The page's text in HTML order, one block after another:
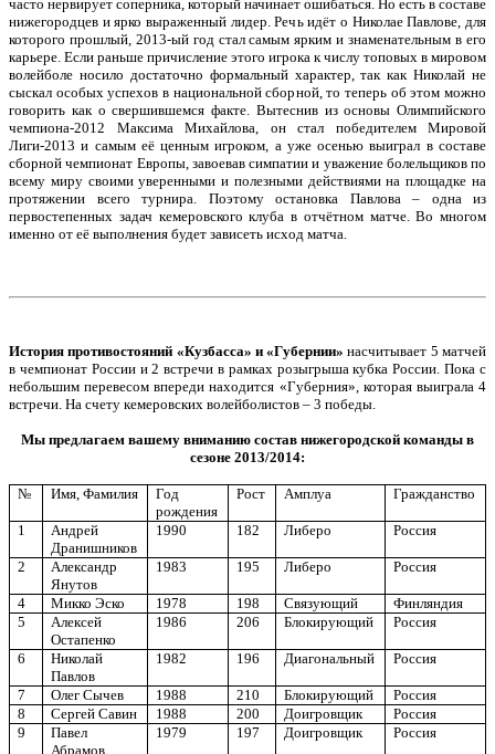
часто нервирует соперника, который начинает ошибаться. Но есть в составе
нижегородцев и ярко выраженный лидер. Речь идёт о Николае Павлове, для
которого прошлый, 2013-ый год стал самым ярким и знаменательным в его
карьере. Если раньше причисление этого игрока к числу топовых в мировом
волейболе носило достаточно формальный характер, так как Николай не
сыскал особых успехов в национальной сборной, то теперь об этом можно
говорить как о свершившемся факте. Вытеснив из основы Олимпийского
чемпиона-2012 Максима Михайлова, он стал победителем Мировой
Лиги-2013 и самым её ценным игроком, а уже осенью выиграл в составе
сборной чемпионат Европы, завоевав симпатии и уважение болельщиков по
всему миру своими уверенными и полезными действиями на площадке на
протяжении всего турнира. Поэтому остановка Павлова – одна из
первостепенных задач кемеровского клуба в отчётном матче. Во многом
именно от её выполнения будет зависеть исход матча.
История противостояний «Кузбасса» и «Губернии» насчитывает 5 матчей
в чемпионат России и 2 встречи в рамках розыгрыша кубка России. Пока с
небольшим перевесом впереди находится «Губерния», которая выиграла 4
встречи. На счету кемеровских волейболистов – 3 победы.
Мы предлагаем вашему вниманию состав нижегородской команды в
сезоне 2013/2014:
№ Имя, Фамилия
Год
рождения
Рост Амплуа Гражданство
1
Андрей
Дранишников
1990 182 Либеро Россия
2
Александр
Янутов
1983 195 Либеро Россия
4 Микко Эско 1978 198 Связующий
Финляндия
5
Алексей
Остапенко
1986 206 Блокирующий Россия
6
Николай
Павлов
1982 196 Диагональный Россия
7 Олег Сычев 1988 210 Блокирующий
Россия
8
Сергей Савин 1988 200 Доигровщик
Россия
9
Павел
Абрамов
1979 197 Доигровщик Россия